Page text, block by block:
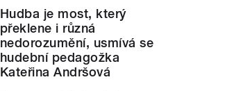
Hudba je most, který
překlene i různá
nedorozumění, usmívá se
hudební pedagožka
Kateřina Andršová